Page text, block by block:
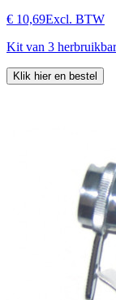
€ 10,69Excl. BTW
Kit van 3
Klik hier en bestel